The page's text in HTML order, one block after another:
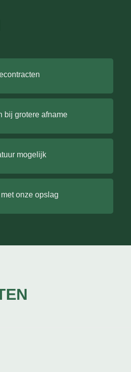
bij grotere afname
mogelijk
onze opslag